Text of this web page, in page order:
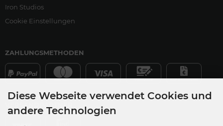
Iron Studios
Cookie Einstellungen
ZAHLUNGSMETHODEN
Diese Webseite verwendet Cookies und
andere Technologien